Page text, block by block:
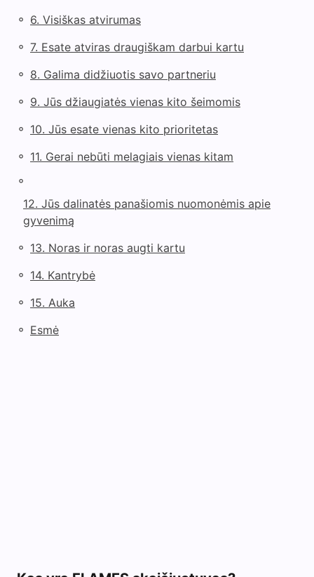
◦ 6. Visiškas atvirumas
◦ 7. Esate atviras draugiškam darbui kartu
◦ 8. Galima didžiuotis savo partneriu
◦ 9. Jūs džiaugiatės vienas kito šeimomis
◦ 10. Jūs esate vienas kito prioritetas
◦ 11. Gerai nebūti melagiais vienas kitam
◦
12. Jūs dalinatės panašiomis nuomonėmis apie
gyvenimą
◦ 13. Noras ir noras augti kartu
◦ 14. Kantrybė
◦ 15. Auka
◦ Esmė